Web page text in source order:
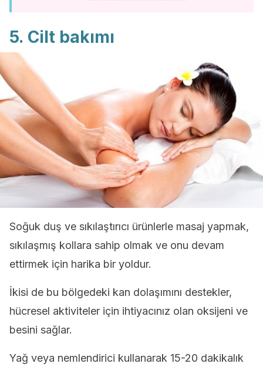
5. Cilt bakımı
Soğuk duş ve sıkılaştırıcı ürünlerle masaj yapmak,
sıkılaşmış kollara sahip olmak ve onu devam
ettirmek için harika bir yoldur.
İkisi de bu bölgedeki kan dolaşımını destekler,
hücresel aktiviteler için ihtiyacınız olan oksijeni ve
besini sağlar.
Yağ veya nemlendirici kullanarak 15-20 dakikalık